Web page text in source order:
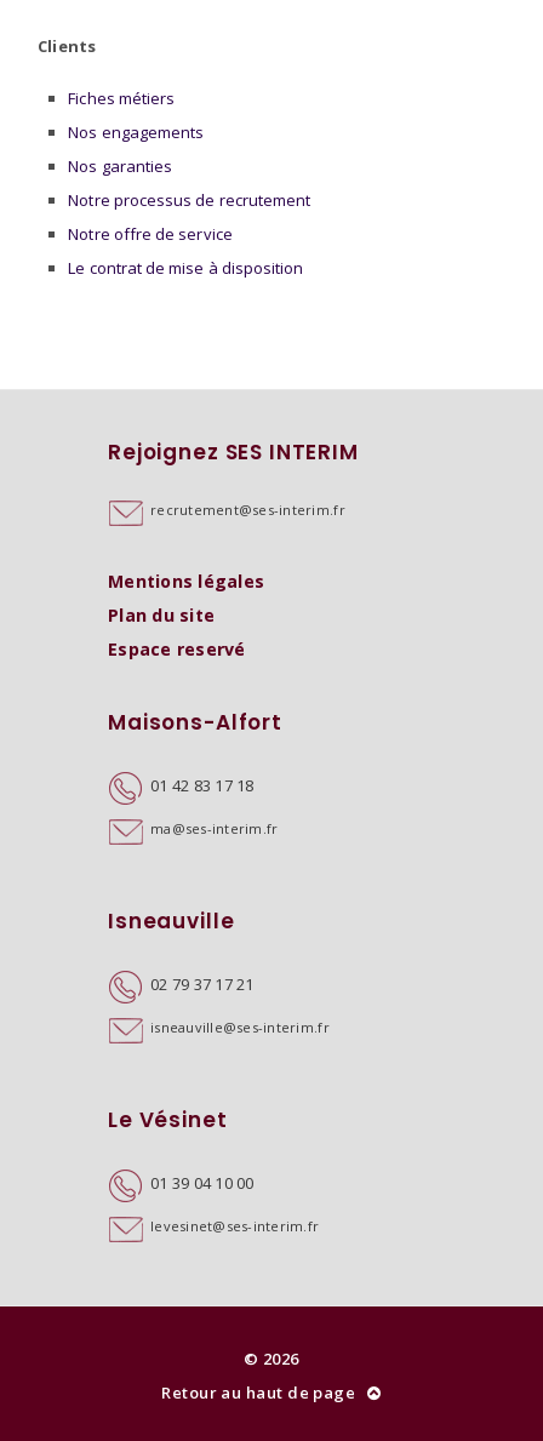
Clients
Fiches métiers
Nos engagements
Nos garanties
Notre processus de recrutement
Notre offre de service
Le contrat de mise à disposition
Rejoignez SES INTERIM
recrutement@ses-interim.fr
Mentions légales
Plan du site
Espace reservé
Maisons-Alfort
01 42 83 17 18
ma@ses-interim.fr
Isneauville
02 79 37 17 21
isneauville@ses-interim.fr
Le Vésinet
01 39 04 10 00
levesinet@ses-interim.fr
© 2026
Retour au haut de page